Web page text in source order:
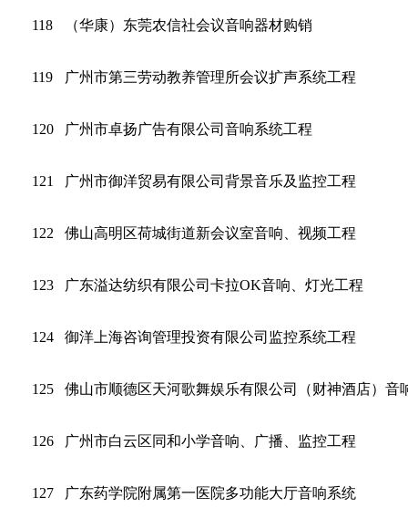
118 （华康）东莞农信社会议音响器材购销
119 广州市第三劳动教养管理所会议扩声系统工程
120 广州市卓扬广告有限公司音响系统工程
121 广州市御洋贸易有限公司背景音乐及监控工程
122 佛山高明区荷城街道新会议室音响、视频工程
123 广东溢达纺织有限公司卡拉OK音响、灯光工程
124 御洋上海咨询管理投资有限公司监控系统工程
125 佛山市顺德区天河歌舞娱乐有限公司（财神酒店）音
126 广州市白云区同和小学音响、广播、监控工程
127 广东药学院附属第一医院多功能大厅音响系统